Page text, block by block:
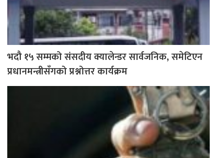
भदौ १५ सम्मको संसदीय क्यालेन्डर सार्वजनिक, समेटिएन
प्रधानमन्त्रीसँगको प्रश्नोत्तर कार्यक्रम